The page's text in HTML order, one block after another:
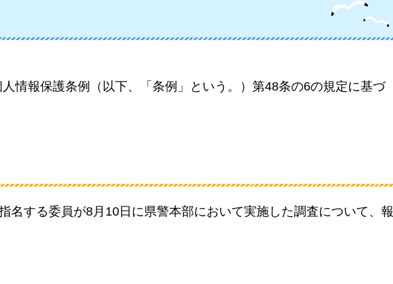
情報保護条例（以下、「条例」という。）第48条の6の規定に基づ
名する委員が8月10日に県警本部において実施した調査について、報